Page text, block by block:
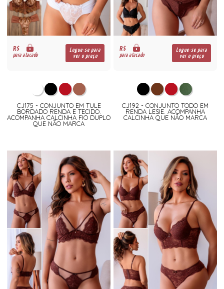
R$
para atacado
Logue-se para
ver o preço
CJ175 - CONJUNTO EM TULE
BORDADO RENDA E TECIDO.
ACOMPANHA CALCINHA FIO DUPLO
QUE NÃO MARCA
R$
para atacado
Logue-se para
ver o preço
CJ192 - CONJUNTO TODO EM
RENDA LESIE. ACOMPANHA
CALCINHA QUE NÃO MARCA